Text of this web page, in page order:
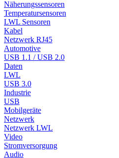
Näherungssensoren
Temperatursensoren
LWL Sensoren
Kabel
Netzwerk RJ45
Automotive
USB 1.1 / USB 2.0
Daten
LWL
USB 3.0
Industrie
USB
Mobilgeräte
Netzwerk
Netzwerk LWL
Video
Stromversorgung
Audio